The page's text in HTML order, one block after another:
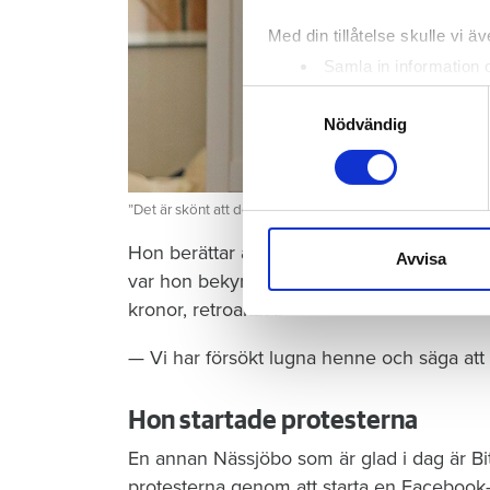
Med din tillåtelse skulle vi
Samla in information
Identifiera din enhet
Ta reda på mer om hur
eller dra tillbaka ditt
sociala medier och
till de sociala medier och
Nödvändig
Avvisa
”Det är skönt att det är över, att man slipper gå och
Hon berättar att Ann-Marie varit orolig
var hon bekymrad över risken att tvingas
kronor, retroaktivt.
— Vi har försökt lugna henne och säga att
Hon startade protesterna
En annan Nässjöbo som är glad i dag är